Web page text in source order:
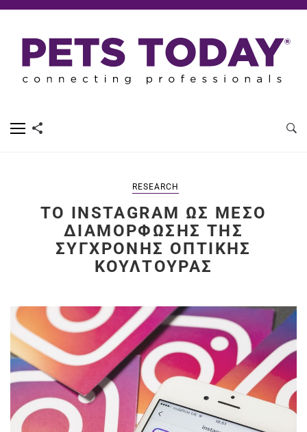
RESEARCH
ΤΟ INSTAGRAM ΩΣ ΜΈΣΟ
ΔΙΑΜΌΡΦΩΣΗΣ ΤΗΣ
ΣΎΓΧΡΟΝΗΣ ΟΠΤΙΚΉΣ
ΚΟΥΛΤΟΎΡΑΣ